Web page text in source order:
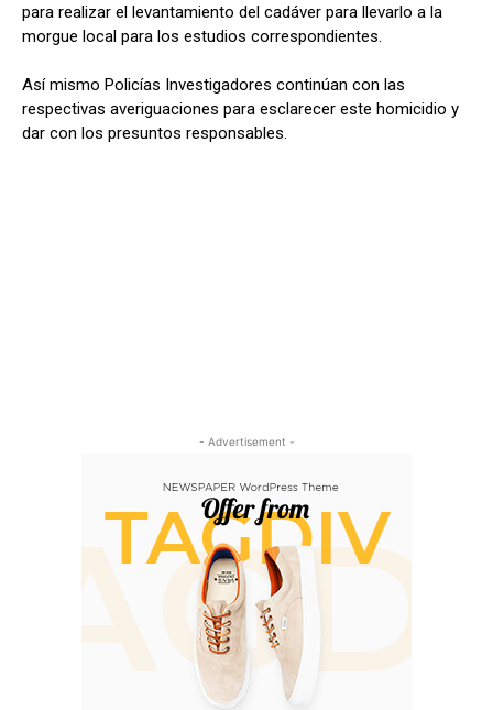
para realizar el levantamiento del cadáver para llevarlo a la
morgue local para los estudios correspondientes.
Así mismo Policías Investigadores continúan con las
respectivas averiguaciones para esclarecer este homicidio y
dar con los presuntos responsables.
- Advertisement -